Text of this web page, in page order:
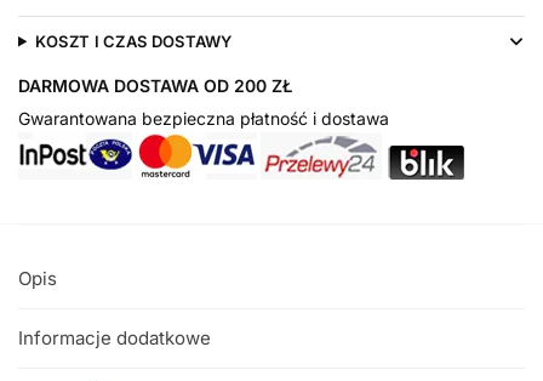
KOSZT I CZAS DOSTAWY
DARMOWA DOSTAWA OD 200 ZŁ
Gwarantowana bezpieczna płatność i dostawa
Opis
Informacje dodatkowe